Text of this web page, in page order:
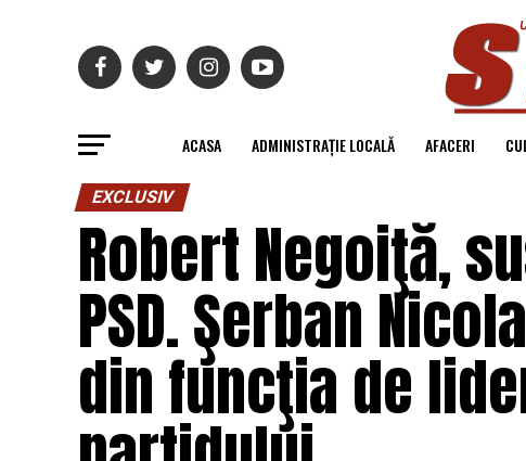
ACASA ADMINISTRAȚIE LOCALĂ AFACERI
EXCLUSIV
Robert Negoiţă,
PSD. Şerban
din funcţia de